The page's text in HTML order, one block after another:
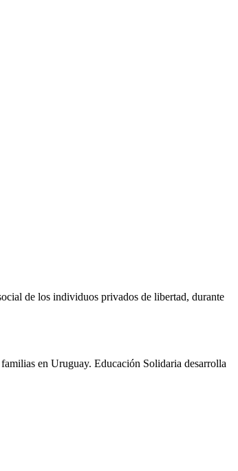
de los individuos privados de libertad, durante
en Uruguay. Educación Solidaria desarrolla